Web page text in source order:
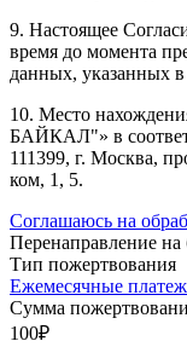
9. Настоящее
время до момента
данных, указанных
10. Место
БАЙКАЛ"» в
111399, г. Москва,
ком, 1, 5.
Соглашаюсь на
Перенаправление на
Тип пожертвования
Ежемесячные
Сумма
100₽